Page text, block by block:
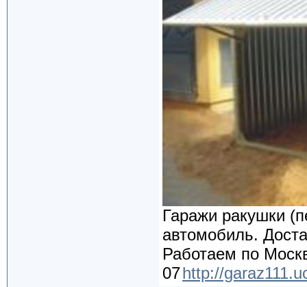
Гаражи ракушки
автомобиль.
Работаем по
07http://